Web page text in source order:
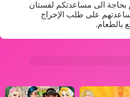
بحاجة الى مساعدتكم لفستان
على طلب الإخراج
بالطعام.